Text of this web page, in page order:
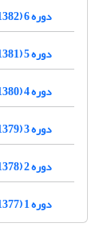
دوره 6 (1382)
دوره 5 (1381)
دوره 4 (1380)
دوره 3 (1379)
دوره 2 (1378)
دوره 1 (1377)